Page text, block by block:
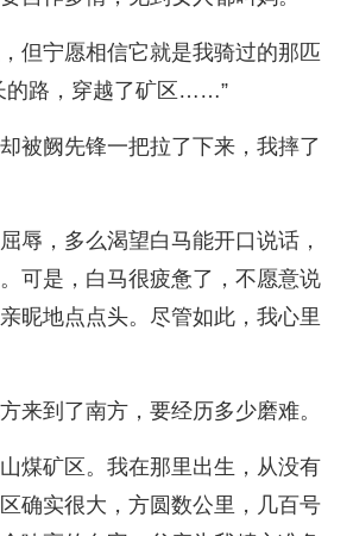
但宁愿相信它就是我骑过的那匹
的路，穿越了矿区……”
被阙先锋一把拉了下来，我摔了
辱，多么渴望白马能开口说话，
可是，白马很疲惫了，不愿意说
昵地点点头。尽管如此，我心里
来到了南方，要经历多少磨难。
煤矿区。我在那里出生，从没有
确实很大，方圆数公里，几百号